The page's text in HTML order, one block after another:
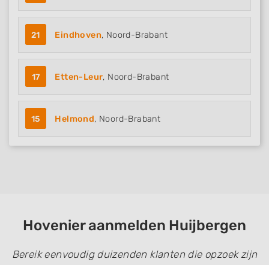
21 Eindhoven, Noord-Brabant
17 Etten-Leur, Noord-Brabant
15 Helmond, Noord-Brabant
Hovenier aanmelden Huijbergen
Bereik eenvoudig duizenden klanten die opzoek zijn